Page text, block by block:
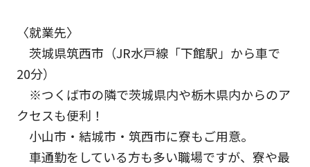
〈就業先〉
茨城県筑西市（JR水戸線「下館駅」から車で
20分）
※つくば市の隣で茨城県内や栃木県内からのア
クセスも便利！
小山市・結城市・筑西市に寮もご用意。
車通勤をしている方も多い職場ですが、寮や最